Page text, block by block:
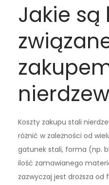
Jakie są
Koszty zakupu stali
różnić w zależności od
gatunek stali, forma (np.
ilość zamawianego
zazwyczaj jest droższa od